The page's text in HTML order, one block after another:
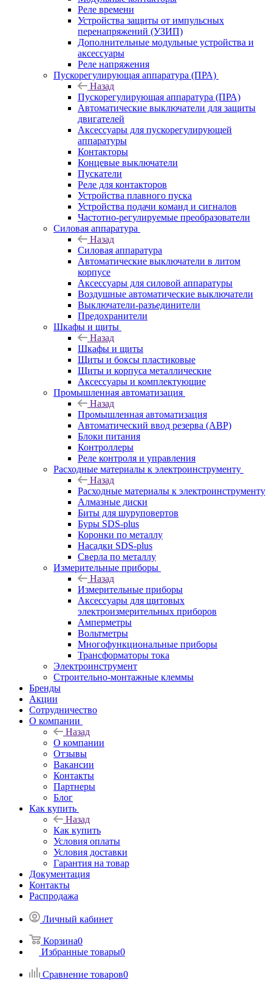
Реле времени
Устройства защиты от импульсных
перенапряжений (УЗИП)
Дополнительные модульные устройства и
аксессуары
Реле напряжения
Пускорегулирующая аппаратура (ПРА)
Назад
Пускорегулирующая аппаратура (ПРА)
Автоматические выключатели для защиты
двигателей
Аксессуары для пускорегулирующей
аппаратуры
Контакторы
Концевые выключатели
Пускатели
Реле для контакторов
Устройства плавного пуска
Устройства подачи команд и сигналов
Частотно-регулируемые преобразователи
Силовая аппаратура
Назад
Силовая аппаратура
Автоматические выключатели в литом
корпусе
Аксессуары для силовой аппаратуры
Воздушные автоматические выключатели
Выключатели-разъединители
Предохранители
Шкафы и щиты
Назад
Шкафы и щиты
Щиты и боксы пластиковые
Щиты и корпуса металлические
Аксессуары и комплектующие
Промышленная автоматизация
Назад
Промышленная автоматизация
Автоматический ввод резерва (АВР)
Блоки питания
Контроллеры
Реле контроля и управления
Расходные материалы к электроинструменту
Назад
Расходные материалы к электроинструменту
Алмазные диски
Биты для шуруповертов
Буры SDS-plus
Коронки по металлу
Насадки SDS-plus
Сверла по металлу
Измерительные приборы
Назад
Измерительные приборы
Аксессуары для щитовых
электроизмерительных приборов
Амперметры
Вольтметры
Многофункциональные приборы
Трансформаторы тока
Электроинструмент
Строительно-монтажные клеммы
Бренды
Акции
Сотрудничество
О компании
Назад
О компании
Отзывы
Вакансии
Контакты
Партнеры
Блог
Как купить
Назад
Как купить
Условия оплаты
Условия доставки
Гарантия на товар
Документация
Контакты
Распродажа
Личный кабинет
Корзина0
Избранные товары0
Сравнение товаров0